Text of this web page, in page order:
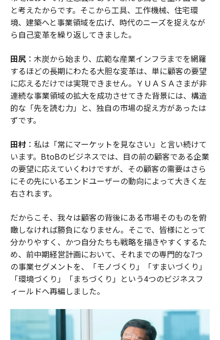
と考えたからです。そこから工具、工作機械、住宅環
境、建築へと事業領域を広げ、時代のニーズを捉えなが
ら自己変革を繰り返してきました。
田尻：木炭から始まり、広範な産業インフラまでを網羅
するほどの長期にわたる大胆な変革は、単に顧客の要望
に応えるだけでは実現できません。ＹＵＡＳＡさまが非
連続な事業領域の拡大を成功させてきた背景には、構造
的な「先を読む力」と、独自の市場の捉え方があったは
ずです。
田村：私は「常にマーケットを見なさい」と言い続けて
います。BtoBのビジネスでは、目の前の顧客である企業
の要望に応えていくわけですが、その顧客の需要はさら
にその先にいるエンドユーザーの動向によって大きく左
右されます。
だからこそ、我々は顧客の背後にある市場そのものを俯
瞰しなければ勝負になりません。そこで、皆様にとって
分かりやすく、かつ自分たちも戦略を描きやすくするた
め、前中期経営計画において、それまでの専門的な7つ
の事業セグメントを、「モノづくり」「すまいづくり」
「環境づくり」「まちづくり」という4つのビジネスフ
ィールドへ再編しました。